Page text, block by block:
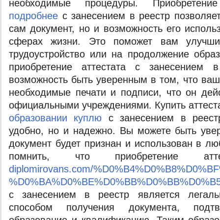
необходимые процедуры.
подробнее с занесением в реестр
сам документ, но и возможность его
сферах жизни. Это поможет вам
трудоустройство или на продолжение
приобретение аттестата с
возможность быть уверенным в том, что
необходимые печати и подписи, что он
официальными учреждениями. Купить
образовании куплю с занесением в
удобно, но и надежно. Вы можете быть
документ будет признан и использован в
помнить, что приобретение
diplomirovans.com/
с занесением в реестр является
способом получения документа,